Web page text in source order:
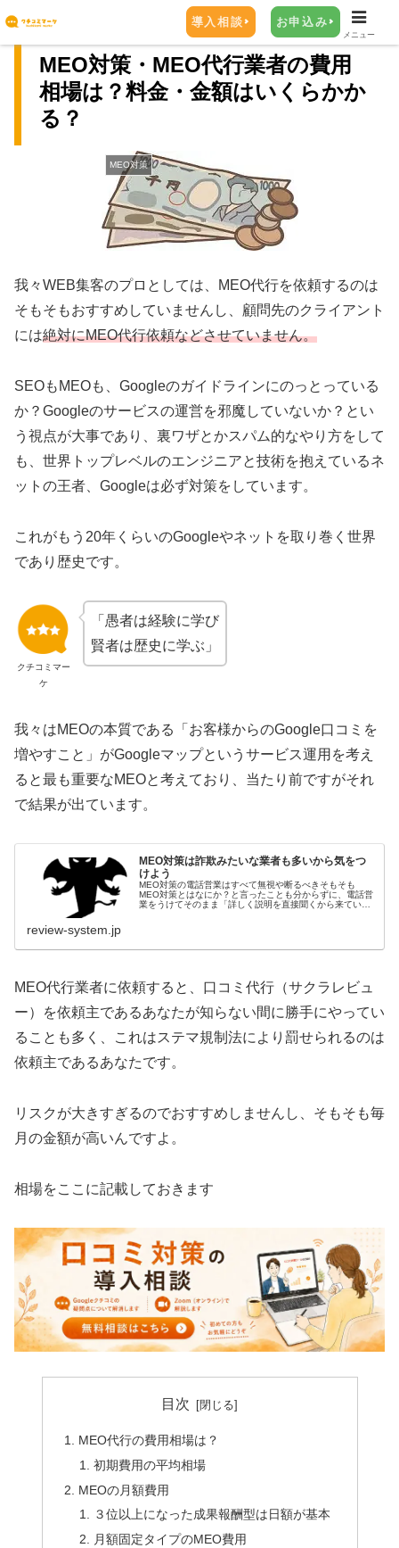
MEO対策・MEO代行業者の費用
相場は？料金・金額はいくらかか
る？
MEO対策
我々WEB集客のプロとしては、MEO代行を依頼するのは
そもそもおすすめしていませんし、顧問先のクライアント
には絶対にMEO代行依頼などさせていません。
SEOもMEOも、Googleのガイドラインにのっとっている
か？Googleのサービスの運営を邪魔していないか？とい
う視点が大事であり、裏ワザとかスパム的なやり方をして
も、世界トップレベルのエンジニアと技術を抱えているネ
ットの王者、Googleは必ず対策をしています。
これがもう20年くらいのGoogleやネットを取り巻く世界
であり歴史です。
クチコミマー
ケ
「愚者は経験に学び
賢者は歴史に学ぶ」
我々はMEOの本質である「お客様からのGoogle口コミを
増やすこと」がGoogleマップというサービス運用を考え
ると最も重要なMEOと考えており、当たり前ですがそれ
で結果が出ています。
MEO対策は詐欺みたいな業者も多いから気をつ
けよう
MEO対策の電話営業はすべて無視や断るべきそもそも
MEO対策とはなにか？と言ったことも分からずに、電話営
業をうけてそのまま「詳しく説明を直接聞くから来ていい
review-system.jp
MEO代行業者に依頼すると、口コミ代行（サクラレビュ
ー）を依頼主であるあなたが知らない間に勝手にやってい
ることも多く、これはステマ規制法により罰せられるのは
依頼主であるあなたです。
リスクが大きすぎるのでおすすめしませんし、そもそも毎
月の金額が高いんですよ。
相場をここに記載しておきます
目次
MEO代行の費用相場は？
初期費用の平均相場
MEOの月額費用
３位以上になった成果報酬型は日額が基本
月額固定タイプのMEO費用
導入相談 お申込み
メニュー